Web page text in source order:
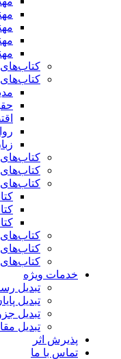
خدمات ویژه
تبدیل
تبدیل
تبدیل
تبدیل
پذیرش اثر
تماس با ما